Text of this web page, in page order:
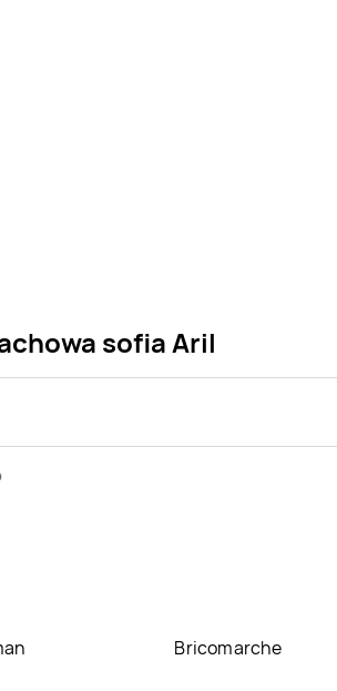
sofia Aril
promocjach, jednak wśród
Bricomarche